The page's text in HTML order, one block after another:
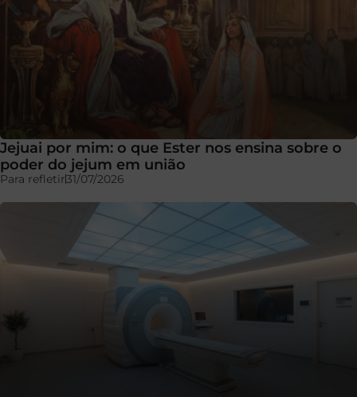
Jejuai por mim: o que Ester nos ensina sobre o
poder do jejum em união
Para refletir31/07/2026